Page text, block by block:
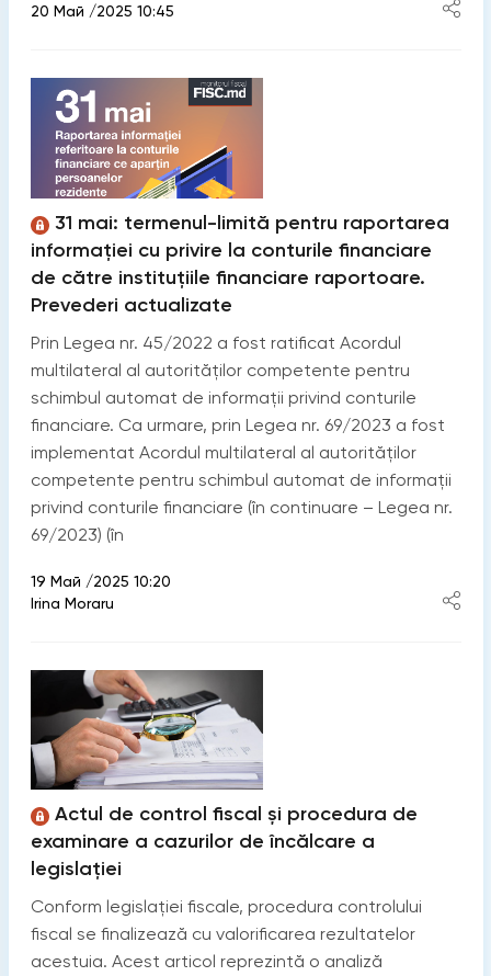
20 Май /2025 10:45
31 mai: termenul-limită pentru raportarea
informației cu privire la conturile financiare
de către instituțiile financiare raportoare.
Prevederi actualizate
Prin Legea nr. 45/2022 a fost ratificat Acordul
multilateral al autorităților competente pentru
schimbul automat de informații privind conturile
financiare. Ca urmare, prin Legea nr. 69/2023 a fost
implementat Acordul multilateral al autorităților
competente pentru schimbul automat de informații
privind conturile financiare (în continuare – Legea nr.
69/2023) (în
19 Май /2025 10:20
Irina Moraru
Actul de control fiscal și procedura de
examinare a cazurilor de încălcare a
legislației
Conform legislației fiscale, procedura controlului
fiscal se finalizează cu valorificarea rezultatelor
acestuia. Acest articol reprezintă o analiză